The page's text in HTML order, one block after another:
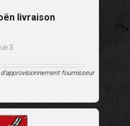
livraison
3
fournisseur